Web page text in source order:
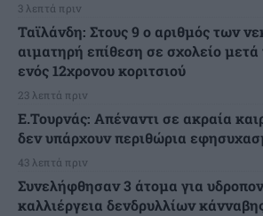
3 λεπτά πριν
Ταϊλάνδη: Στους 9 ο αριθμός των
αιματηρή επίθεση σε σχολείο μετά
ενός 12χρονου κοριτσιού
23 λεπτά πριν
Ε.Τουρνάς: Απέναντι σε ακραία
δεν υπάρχουν περιθώρια
43 λεπτά πριν
Συνελήφθησαν 3 άτομα για
καλλιέργεια δενδρυλλίων